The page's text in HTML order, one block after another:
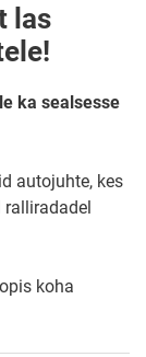
las
ka sealsesse
autojuhte, kes
ralliradadel
koha